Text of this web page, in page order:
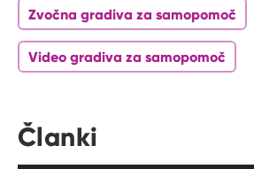
Zvočna gradiva za samopomoč
Video gradiva za samopomoč
Članki